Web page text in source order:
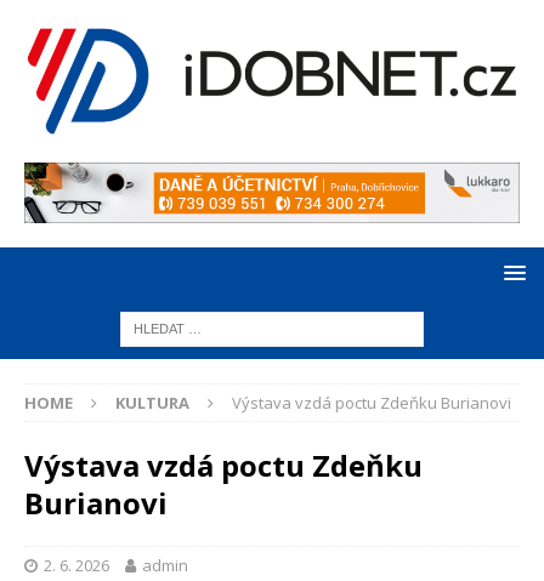
HOME KULTURA Výstava vzdá poctu Zdeňku Burianovi
Výstava vzdá poctu Zdeňku
Burianovi
2. 6. 2026 admin